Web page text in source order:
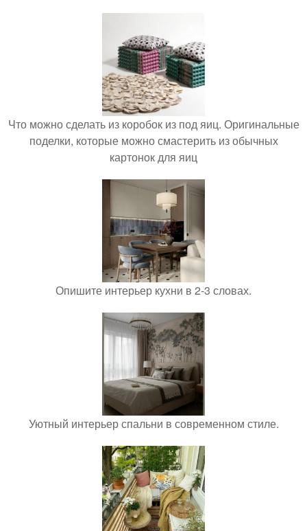
Что можно сделать из коробок из под яиц. Оригинальные
поделки, которые можно смастерить из обычных
картонок для яиц
Опишите интерьер кухни в 2-3 словах.
Уютный интерьер спальни в современном стиле.